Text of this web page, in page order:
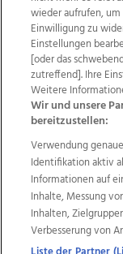
Wir über uns
Datenschutz
AGB Website
Weitere
TV1 di-
Life Radio
OÖN Karriere
wieder aufrufen,
Einwilligung zu
Einstellungen
[oder das
zutreffend]. Ihre
Weitere
Wir und unsere
bereitzustellen:
Verwendung
Identifikation aktiv
Informationen auf
Inhalte, Messung
Inhalten,
Verbesserung von